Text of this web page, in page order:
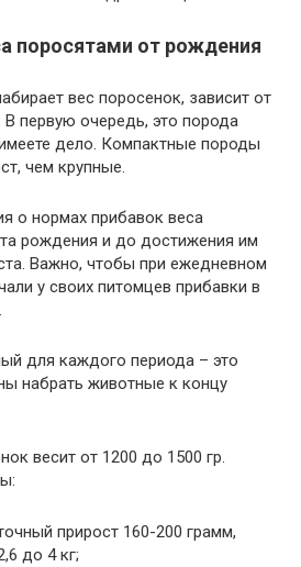
поросятами от рождения
вес поросенок, зависит от
В первую очередь, это порода
дело. Компактные породы
чем крупные.
о нормах прибавок веса
рождения и до достижения им
Важно, чтобы при ежедневном
у своих питомцев прибавки в
для каждого периода – это
набрать животные к концу
весит от 1200 до 1500 гр.
прирост 160-200 грамм,
до 4 кг;